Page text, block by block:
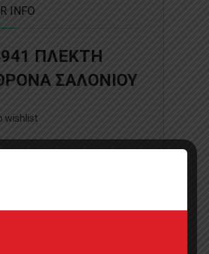
INFO
ΠΛΕΚΤΗ
ΣΑΛΟΝΙΟΥ
wishlist